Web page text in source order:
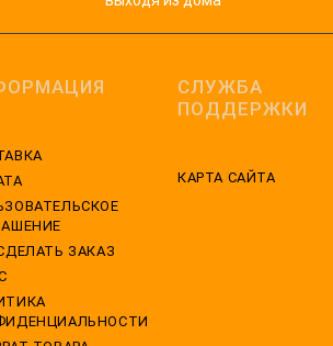
ЗАКАЗ
СЛУЖБА
ПОДДЕРЖКИ
КАРТА САЙТА